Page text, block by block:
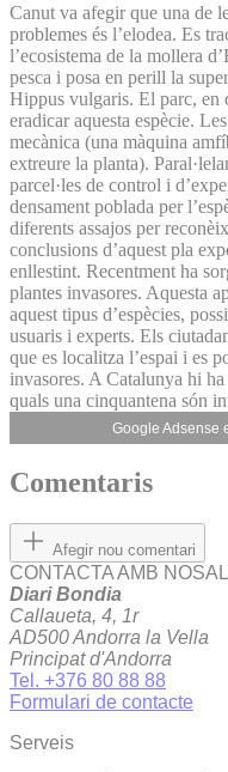
Canut va afegir que una de
problemes és l’elodea. Es
l’ecosistema de la mollera
pesca i posa en perill la
Hippus vulgaris. El parc, en
eradicar aquesta espècie.
mecànica (una màquina
extreure la planta).
parcel·les de control i
densament poblada per
diferents assajos per
conclusions d’aquest pla
enllestint. Recentment ha
plantes invasores. Aquesta
aquest tipus d’espècies,
usuaris i experts. Els
que es localitza l’espai i es
invasores. A Catalunya hi
quals una cinquantena són
Google Adsense
Comentaris
Afegir nou comentari
CONTACTA AMB
Diari Bondia
Callaueta, 4, 1r
AD500 Andorra la Vella
Principat d'Andorra
Tel. +376 80 88 88
Formulari de contacte
Serveis